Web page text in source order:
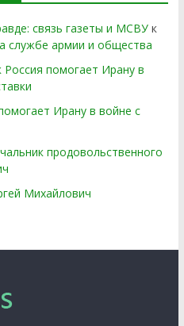
связь газеты и МСВУк
службе армии и общества
Россия помогает Ирану в
Ирану в войне с
продовольственного
Михайлович